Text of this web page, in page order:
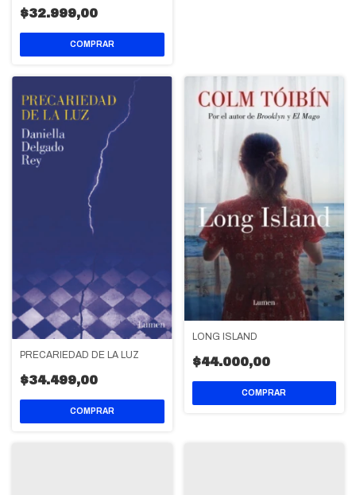
$32.999,00
PRECARIEDAD DE LA LUZ
$34.499,00
LONG ISLAND
$44.000,00